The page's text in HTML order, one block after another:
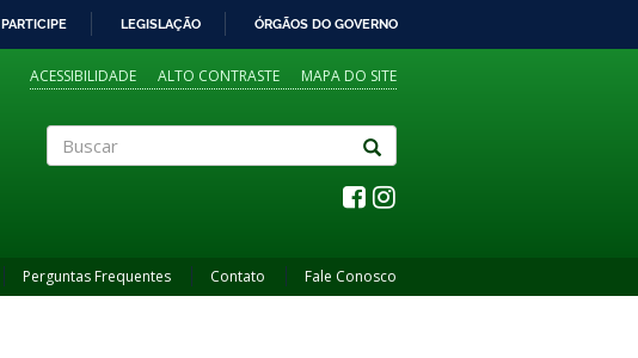
PARTICIPE LEGISLAÇÃO ÓRGÃOS DO GOVERNO
ACESSIBILIDADE ALTO CONTRASTE MAPA DO SITE
Perguntas Frequentes Contato Fale Conosco